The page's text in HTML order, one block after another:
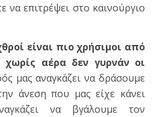
επιτρέψει στο καινούργιο
είναι πιο χρήσιμοι από
αέρα δεν γυρνάν οι
μας αναγκάζει να δράσουμε
άνεση που μας είχε κάνει
να βγάλουμε τον